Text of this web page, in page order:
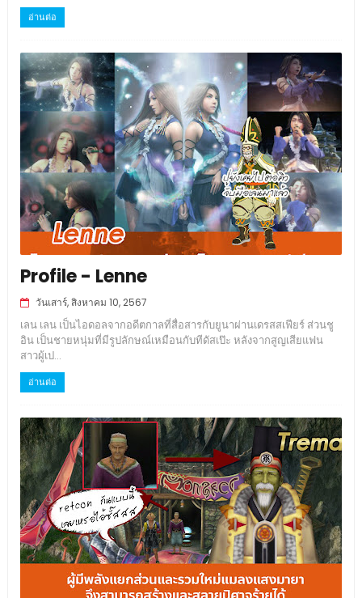
อ่านต่อ
Profile - Lenne
วันเสาร์, สิงหาคม 10, 2567
เลน เลน เป็นไอดอลจากอดีตกาลที่สื่อสารกับยูนาผ่านเดรสสเฟียร์ ส่วนชู
อิน เป็นชายหนุ่มที่มีรูปลักษณ์เหมือนกับทีดัสเป๊ะ หลังจากสูญเสียแฟน
สาวผู้เป...
อ่านต่อ